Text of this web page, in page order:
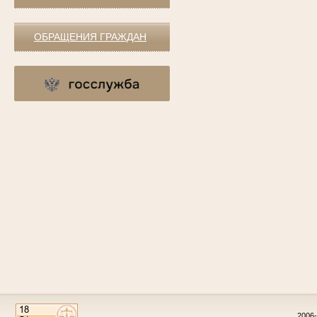
ОБРАЩЕНИЯ ГРАЖДАН